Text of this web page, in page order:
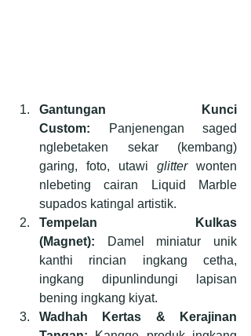
Gantungan Kunci
Custom: Panjenengan saged
nglebetaken sekar (kembang)
garing, foto, utawi glitter wonten
nlebeting cairan Liquid Marble
supados katingal artistik.
Tempelan Kulkas
(Magnet): Damel miniatur unik
kanthi rincian ingkang cetha,
ingkang dipunlindungi lapisan
bening ingkang kiyat.
Wadhah Kertas & Kerajinan